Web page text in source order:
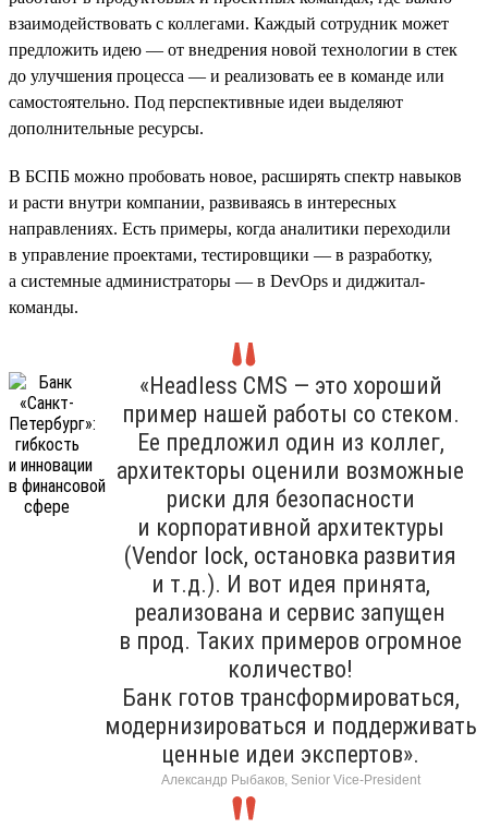
взаимодействовать с коллегами. Каждый сотрудник может
предложить идею — от внедрения новой технологии в стек
до улучшения процесса — и реализовать ее в команде или
самостоятельно. Под перспективные идеи выделяют
дополнительные ресурсы.
В БСПБ можно пробовать новое, расширять спектр навыков
и расти внутри компании, развиваясь в интересных
направлениях. Есть примеры, когда аналитики переходили
в управление проектами, тестировщики — в разработку,
а системные администраторы — в DevOps и диджитал-
команды.
«Headless CMS — это хороший
пример нашей работы со стеком.
Ее предложил один из коллег,
архитекторы оценили возможные
риски для безопасности
и корпоративной архитектуры
(Vendor lock, остановка развития
и т.д.). И вот идея принята,
реализована и сервис запущен
в прод. Таких примеров огромное
количество!
Банк готов трансформироваться,
модернизироваться и поддерживать
ценные идеи экспертов».
Александр Рыбаков, Senior Vice-President